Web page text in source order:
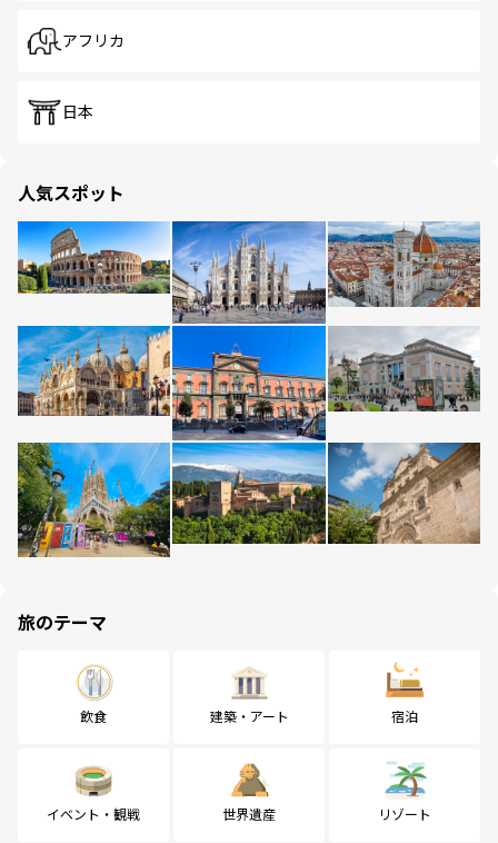
アフリカ
日本
人気スポット
旅のテーマ
飲食 建築・アート 宿泊
イベント・観戦 世界遺産 リゾート